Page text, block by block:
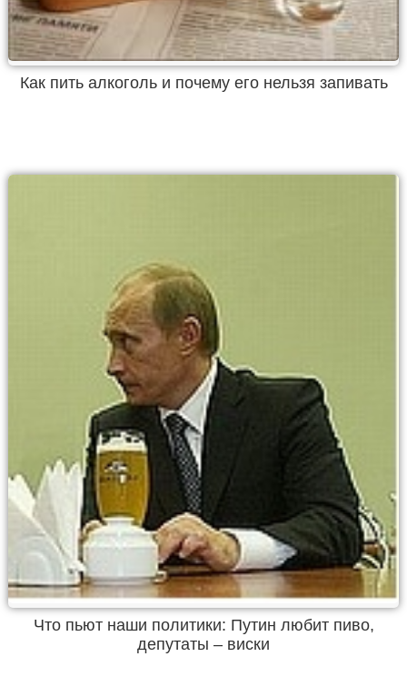
Как пить алкоголь и почему его нельзя запивать
Что пьют наши политики: Путин любит пиво,
депутаты – виски